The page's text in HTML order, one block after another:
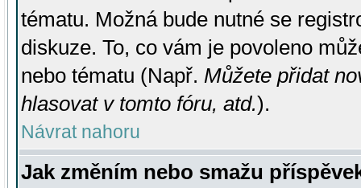
tématu. Možná bude nutné se
diskuze. To, co vám je povoleno
nebo tématu (Např. Můžete přidat
hlasovat v tomto fóru, atd.).
Návrat nahoru
Jak změním nebo smažu